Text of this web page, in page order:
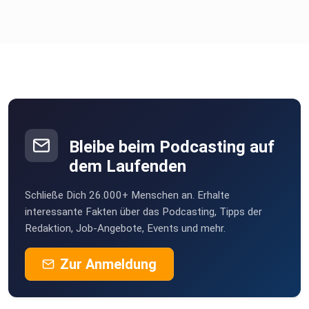
Bleibe beim Podcasting auf
dem Laufenden
Schließe Dich 26.000+ Menschen an. Erhalte
interessante Fakten über das Podcasting, Tipps der
Redaktion, Job-Angebote, Events und mehr.
Zur Anmeldung